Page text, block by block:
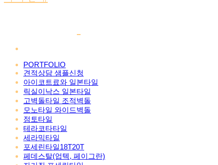
PORTFOLIO
견적상담 샘플신청
아이코트료와 일본타일
릭실이낙스 일본타일
고벽돌타일 조적벽돌
모노타일 와이드벽돌
점토타일
테라코타타일
세라믹타일
포세린타일18T20T
페데스탈(업텍, 페이그란)